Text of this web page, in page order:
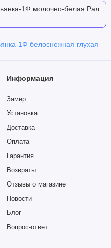
Информация
Замер
Установка
Доставка
Оплата
Гарантия
Возвраты
Отзывы о магазине
Новости
Блог
Вопрос-ответ